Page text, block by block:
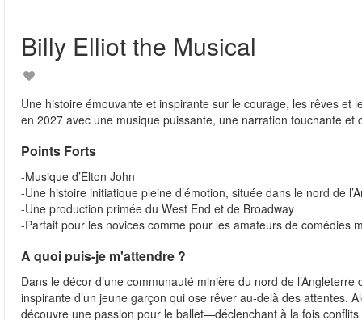
Billy Elliot the Musical
Une histoire émouvante et inspirante sur le courage, les rêves
en 2027 avec une musique puissante, une narration touchante et
Points Forts
-Musique d’Elton John
-Une histoire initiatique pleine d’émotion, située dans le nord de
-Une production primée du West End et de Broadway
-Parfait pour les novices comme pour les amateurs de comédies
A quoi puis-je m'attendre ?
Dans le décor d’une communauté minière du nord de
inspirante d’un jeune garçon qui ose rêver au-delà des attentes.
découvre une passion pour le ballet—déclenchant à la fois conflits